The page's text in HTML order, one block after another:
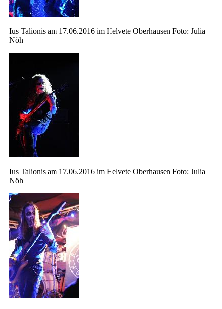
Ius Talionis am 17.06.2016 im Helvete Oberhausen Foto: Julia
Nöh
Ius Talionis am 17.06.2016 im Helvete Oberhausen Foto: Julia
Nöh